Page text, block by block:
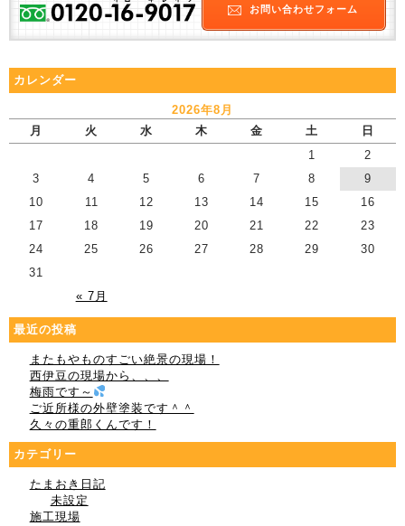
お問い合わせフォーム
カレンダー
2026年8月
月
火 水 木 金 土 日
« 7月
1
2
3
4 5 6 7 8
9
10
11 12 13 14 15
16
17
18 19 20 21 22
23
24
25 26 27 28 29
30
31
最近の投稿
またもやものすごい絶景の現場！
西伊豆の現場から、、、
梅雨です～
ご近所様の外壁塗装です＾＾
久々の重郎くんです！
カテゴリー
たまおき日記
未設定
施工現場